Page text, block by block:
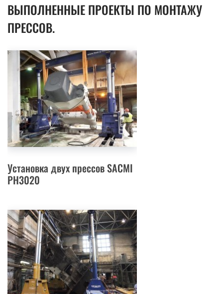
ВЫПОЛНЕННЫЕ ПРОЕКТЫ ПО МОНТАЖУ
ПРЕССОВ.
Установка двух прессов SACMI
PH3020